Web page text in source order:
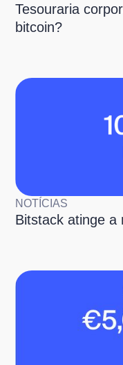
Tesouraria
bitcoin?
NOTÍCIAS
Bitstack atinge a